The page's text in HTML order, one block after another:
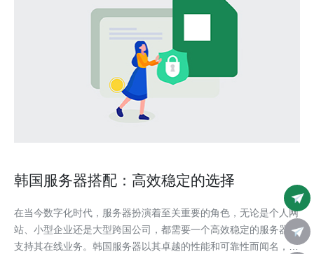
韩国服务器搭配：高效稳定的选择
在当今数字化时代，服务器扮演着至关重要的角色，无论是个人网
站、小型企业还是大型跨国公司，都需要一个高效稳定的服务器来
支持其在线业务。韩国服务器以其卓越的性能和可靠性而闻名，成